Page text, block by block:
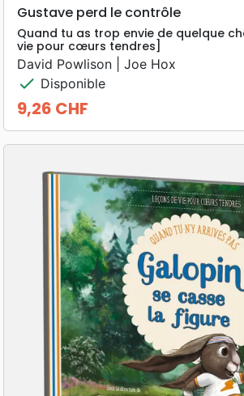
Gustave perd le contrôle
Quand tu as trop envie de quelque
vie pour cœurs tendres]
David Powlison | Joe Hox
check Disponible
Prix
9,26 CHF